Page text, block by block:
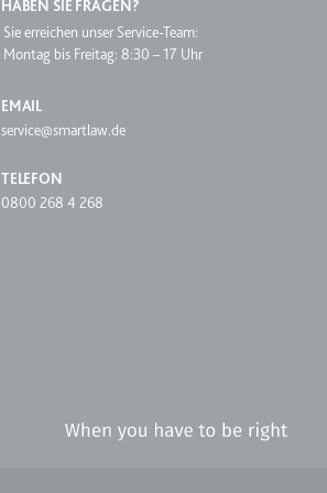
HABEN SIE FRAGEN?
Sie erreichen unser Service-Team:
Montag bis Freitag: 8:30 – 17 Uhr
EMAIL
service@smartlaw.de
TELEFON
0800 268 4 268